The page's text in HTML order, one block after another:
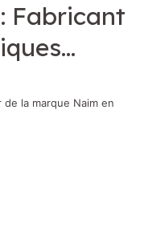
Fabricant
la marque Naim en